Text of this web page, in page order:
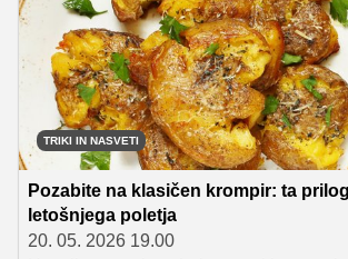
krožniki na koncu prazni.
TRIKI IN NASVETI
Pozabite na klasičen krompir: ta
letošnjega poletja
20. 05. 2026 19.00